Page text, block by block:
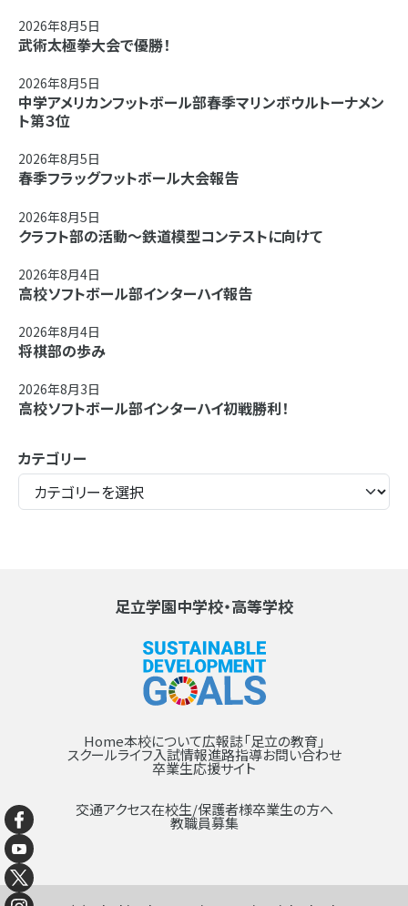
2026年8月5日
武術太極拳大会で優勝！
2026年8月5日
中学アメリカンフットボール部春季マリンボウルトーナメン
ト第３位
2026年8月5日
春季フラッグフットボール大会報告
2026年8月5日
クラフト部の活動～鉄道模型コンテストに向けて
2026年8月4日
高校ソフトボール部インターハイ報告
2026年8月4日
将棋部の歩み
2026年8月3日
高校ソフトボール部インターハイ初戦勝利！
カテゴリー
足立学園中学校・高等学校
Home本校について広報誌「足立の教育」
スクールライフ入試情報進路指導お問い合わせ
卒業生応援サイト
交通アクセス在校生/保護者様卒業生の方へ
教職員募集